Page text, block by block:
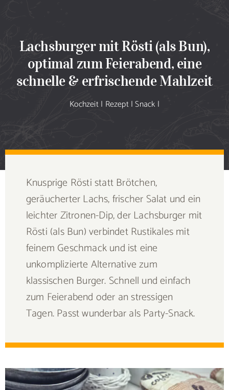
Sammlung
Portfolio
Galerie
Rezept senden
Lachsburger mit Rösti (als Bun),
optimal zum Feierabend, eine
schnelle & erfrischende Mahlzeit
Kochzeit| Rezept|Snack |
Knusprige Rösti statt Brötchen,
geräucherter Lachs, frischer Salat und ein
leichter Zitronen-Dip, der Lachsburger mit
Rösti (als Bun) verbindet Rustikales mit
feinem Geschmack und ist eine
unkomplizierte Alternative zum
klassischen Burger. Schnell und einfach
zum Feierabend oder an stressigen
Tagen. Passt wunderbar als Party-Snack.